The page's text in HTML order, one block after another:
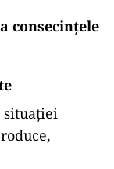
consecințele
situației